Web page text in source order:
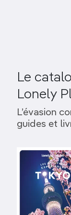
Le
Lonely
L’évasion
guides et